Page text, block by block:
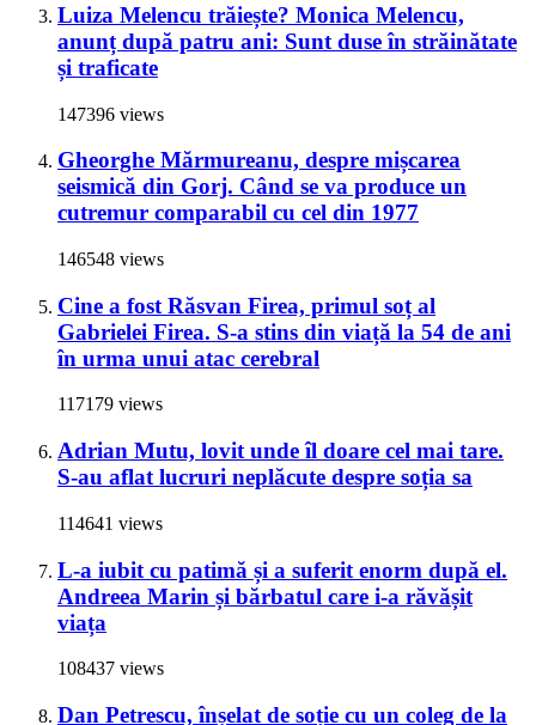
Luiza Melencu trăiește? Monica Melencu,
anunț după patru ani: Sunt duse în străinătate
și traficate
147396 views
Gheorghe Mărmureanu, despre mișcarea
seismică din Gorj. Când se va produce un
cutremur comparabil cu cel din 1977
146548 views
Cine a fost Răsvan Firea, primul soț al
Gabrielei Firea. S-a stins din viață la 54 de ani
în urma unui atac cerebral
117179 views
Adrian Mutu, lovit unde îl doare cel mai tare.
S-au aflat lucruri neplăcute despre soția sa
114641 views
L-a iubit cu patimă și a suferit enorm după el.
Andreea Marin și bărbatul care i-a răvășit
viața
108437 views
Dan Petrescu, înșelat de soție cu un coleg de la